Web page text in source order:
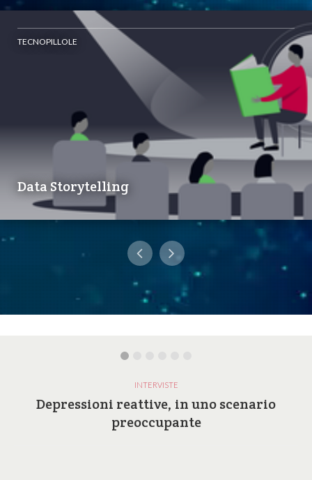
TECNOPILLOLE
Data Storytelling
INTERVISTE
Depressioni reattive, in uno scenario
preoccupante